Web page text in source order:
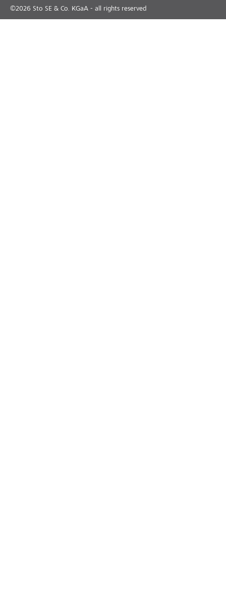
©2026 Sto SE & Co. KGaA - all rights reserved